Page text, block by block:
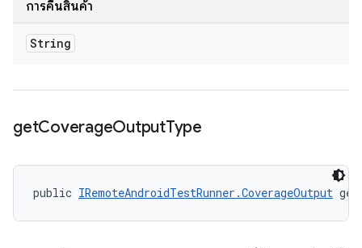
การคืนสินค้า
String
getCoverageOutputType
public IRemoteAndroidTestRunner.CoverageOutput